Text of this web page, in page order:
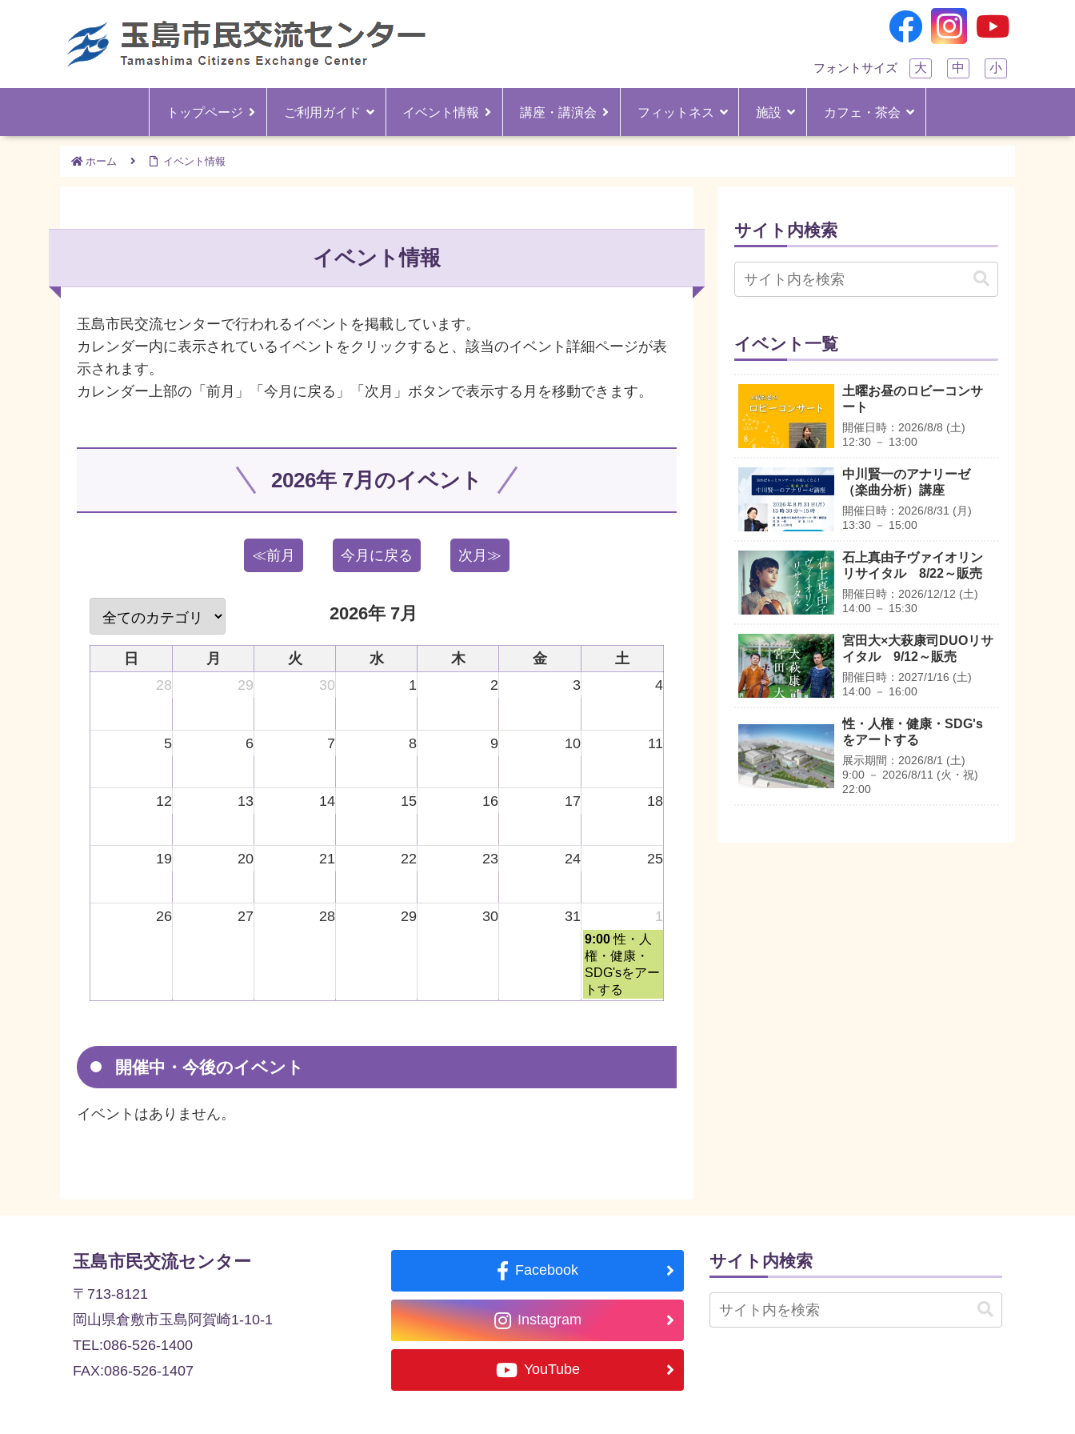
フォントサイズ 大 中 小
トップページ ご利用ガイド イベント情報 講座・講演会 フィットネス 施設 カフェ・茶会
ホーム イベント情報
イベント情報
玉島市民交流センターで行われるイベントを掲載しています。
カレンダー内に表示されているイベントをクリックすると、該当のイベント詳細ページが表
示されます。
カレンダー上部の「前月」「今月に戻る」「次月」ボタンで表示する月を移動できます。
2026年 7月のイベント
≪前月 今月に戻る 次月≫
2026年 7月
日 月 火 水 木 金
土
28
29 30 1 2 3 4
5 6 7 8 9 10 11
12 13 14 15 16 17 18
19 20 21 22 23 24 25
26 27 28 29 30 31 1
土
曜
日,
8
月
9:00 性・人
権・健康・
SDG'sをアー
トする
開催中・今後のイベント
イベントはありません。
サイト内検索
イベント一覧
土曜お昼のロビーコンサ
ート
開催日時： 2026/8/8 (土)
12:30 － 13:00
中川賢一のアナリーゼ
（楽曲分析）講座
開催日時： 2026/8/31 (月)
13:30 － 15:00
石上真由子ヴァイオリン
リサイタル 8/22～販売
開催日時： 2026/12/12 (土)
14:00 － 15:30
宮田大×大萩康司DUOリサ
イタル 9/12～販売
開催日時： 2027/1/16 (土)
14:00 － 16:00
性・人権・健康・SDG's
をアートする
展示期間： 2026/8/1 (土)
9:00 － 2026/8/11 (火・祝)
22:00
玉島市民交流センター
〒713-8121
岡山県倉敷市玉島阿賀崎1-10-1
TEL:086-526-1400
FAX:086-526-1407
Facebook
Instagram
YouTube
サイト内検索